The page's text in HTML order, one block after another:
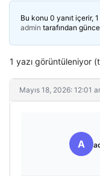
Bu konu 0 yanıt içerir,
admin tarafından
1 yazı görüntüleniyor
Mayıs 18, 2026: 12:01
A